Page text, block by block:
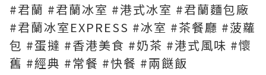
#君蘭 #君蘭冰室 #港式冰室 #君蘭麵包廠
#君蘭冰室EXPRESS #冰室 #茶餐廳 #菠蘿
包 #蛋撻 #香港美食 #奶茶 #港式風味 #懷
舊 #經典 #常餐 #快餐 #兩餸飯